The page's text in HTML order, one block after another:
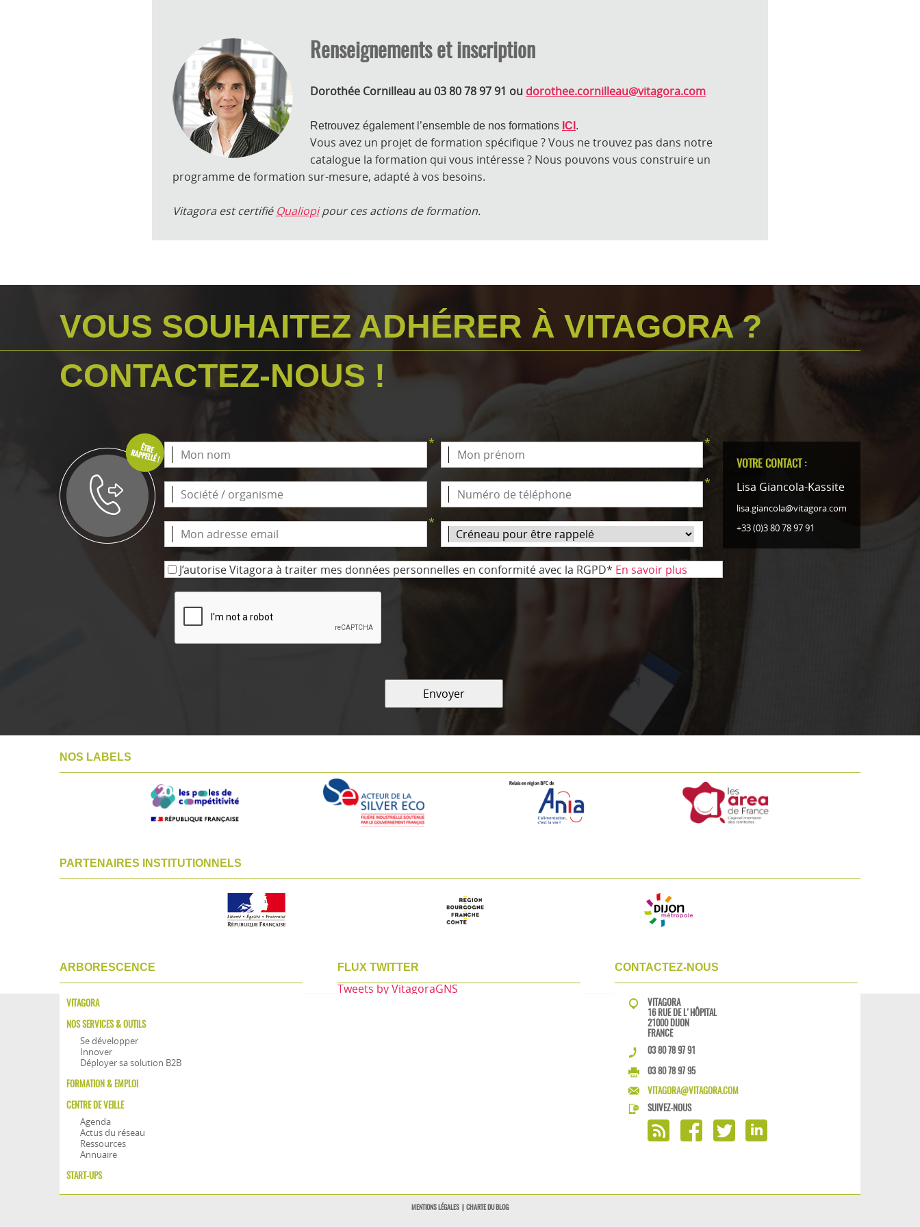
Renseignements et inscription
Dorothée Cornilleau au 03 80 78 97 91 ou dorothee.cornilleau@vitagora.com
Retrouvez également l’ensemble de nos formations ICI .
Vous avez un projet de formation spécifique ? Vous ne trouvez pas dans notre
catalogue la formation qui vous intéresse ? Nous pouvons vous construire un
programme de formation sur-mesure, adapté à vos besoins.
Vitagora est certifié Qualiopipour ces actions de formation.
VOUS SOUHAITEZ ADHÉRER À VITAGORA ?
CONTACTEZ-NOUS !
* *
*
*
J’autorise Vitagora à traiter mes données personnelles en conformité avec la RGPD* En savoir plus
Envoyer
VOTRE CONTACT :
Lisa Giancola-Kassite
lisa.giancola@vitagora.com
+33 (0)3 80 78 97 91
NOS LABELS
PARTENAIRES INSTITUTIONNELS
ARBORESCENCE
VITAGORA
NOS SERVICES & OUTILS
Se développer
Innover
Déployer sa solution B2B
FORMATION & EMPLOI
CENTRE DE VEILLE
Agenda
Actus du réseau
Ressources
Annuaire
START-UPS
FLUX TWITTER
Tweets by VitagoraGNS
CONTACTEZ-NOUS
VITAGORA
16 RUE DE L'HÔPITAL
21000 DIJON
FRANCE
03 80 78 97 91
03 80 78 97 95
VITAGORA@VITAGORA.COM
SUIVEZ-NOUS
MENTIONS LÉGALES | CHARTE DU BLOG